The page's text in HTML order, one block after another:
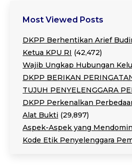
Most Viewed Posts
DKPP Berhentikan Arief
Ketua KPU RI (42,472)
Wajib Ungkap Hubungan
DKPP BERIKAN
TUJUH PENYELENGGARA
DKPP Perkenalkan
Alat Bukti (29,897)
Aspek-Aspek yang
Kode Etik Penyelenggara